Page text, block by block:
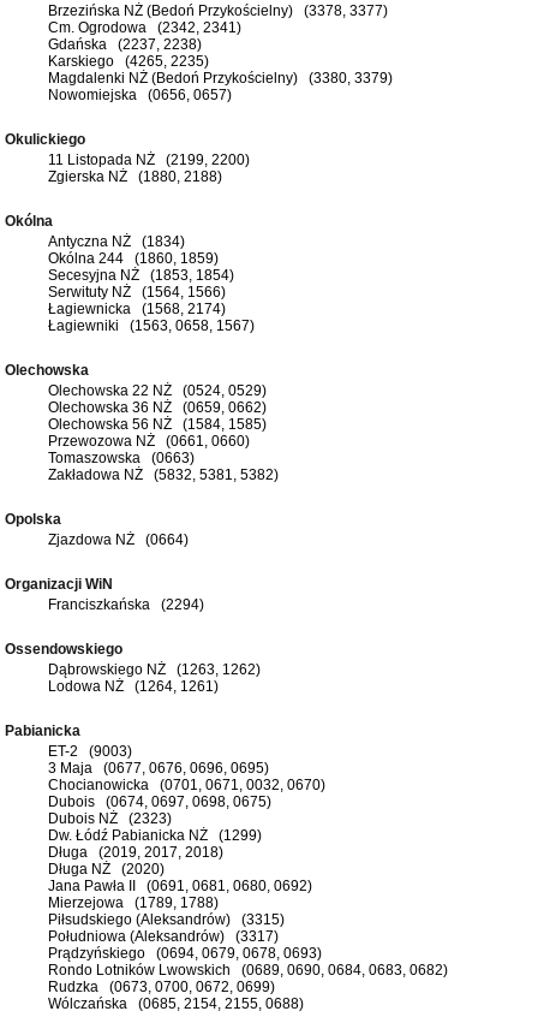
Brzezińska NŻ (Bedoń Przykościelny) (3378, 3377)
Cm. Ogrodowa (2342, 2341)
Gdańska (2237, 2238)
Karskiego (4265, 2235)
Magdalenki NŻ (Bedoń Przykościelny) (3380, 3379)
Nowomiejska (0656, 0657)
Okulickiego
11 Listopada NŻ (2199, 2200)
Zgierska NŻ (1880, 2188)
Okólna
Antyczna NŻ (1834)
Okólna 244 (1860, 1859)
Secesyjna NŻ (1853, 1854)
Serwituty NŻ (1564, 1566)
Łagiewnicka (1568, 2174)
Łagiewniki (1563, 0658, 1567)
Olechowska
Olechowska 22 NŻ (0524, 0529)
Olechowska 36 NŻ (0659, 0662)
Olechowska 56 NŻ (1584, 1585)
Przewozowa NŻ (0661, 0660)
Tomaszowska (0663)
Zakładowa NŻ (5832, 5381, 5382)
Opolska
Zjazdowa NŻ (0664)
Organizacji WiN
Franciszkańska (2294)
Ossendowskiego
Dąbrowskiego NŻ (1263, 1262)
Lodowa NŻ (1264, 1261)
Pabianicka
ET-2 (9003)
3 Maja (0677, 0676, 0696, 0695)
Chocianowicka (0701, 0671, 0032, 0670)
Dubois (0674, 0697, 0698, 0675)
Dubois NŻ (2323)
Dw. Łódź Pabianicka NŻ (1299)
Długa (2019, 2017, 2018)
Długa NŻ (2020)
Jana Pawła II (0691, 0681, 0680, 0692)
Mierzejowa (1789, 1788)
Piłsudskiego (Aleksandrów) (3315)
Południowa (Aleksandrów) (3317)
Prądzyńskiego (0694, 0679, 0678, 0693)
Rondo Lotników Lwowskich (0689, 0690, 0684, 0683, 0682)
Rudzka (0673, 0700, 0672, 0699)
Wólczańska (0685, 2154, 2155, 0688)